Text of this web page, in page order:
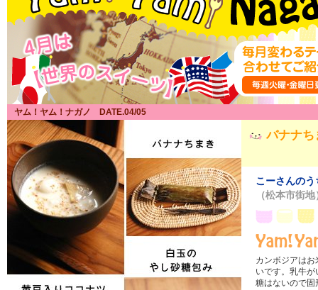
ヤム！ヤム！ナガノ DATE.04/05
バナナち
こーさんのう
（松本市街地
カンボジアは
いです。乳牛
糖はないので固